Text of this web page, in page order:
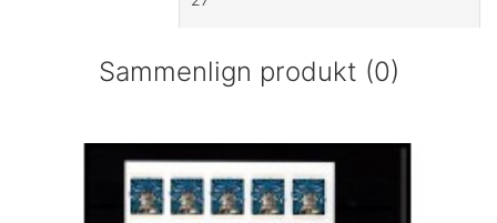
Sammenlign produkt (0)